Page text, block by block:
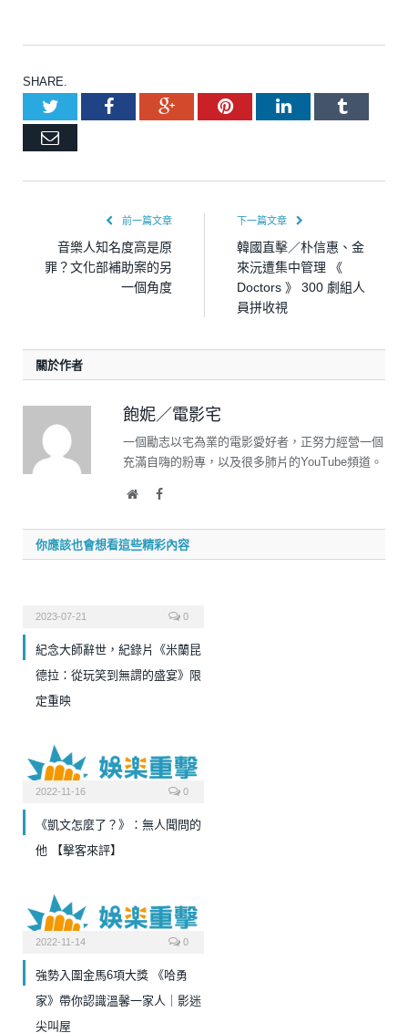
SHARE.
TwitterFacebookGoogle+PinterestLinkedInTumblr
Email
前一篇文章
音樂人知名度高是原
罪？文化部補助案的另
一個角度
下一篇文章
韓國直擊／朴信惠、金
來沅遭集中管理 《
Doctors 》 300 劇組人
員拼收視
關於作者
飽妮／電影宅
一個勵志以宅為業的電影愛好者，正努力經營一個
充滿自嗨的粉專，以及很多肺片的YouTube頻道。
WebsiteFacebook
你應該也會想看這些精彩內容
2023-07-21 0
紀念大師辭世，紀錄片《米蘭昆
德拉：從玩笑到無謂的盛宴》限
定重映
2022-11-16 0
《凱文怎麼了？》：無人聞問的
他 【擊客來評】
2022-11-14 0
強勢入圍金馬6項大獎 《哈勇
家》帶你認識溫馨一家人｜影迷
尖叫屋